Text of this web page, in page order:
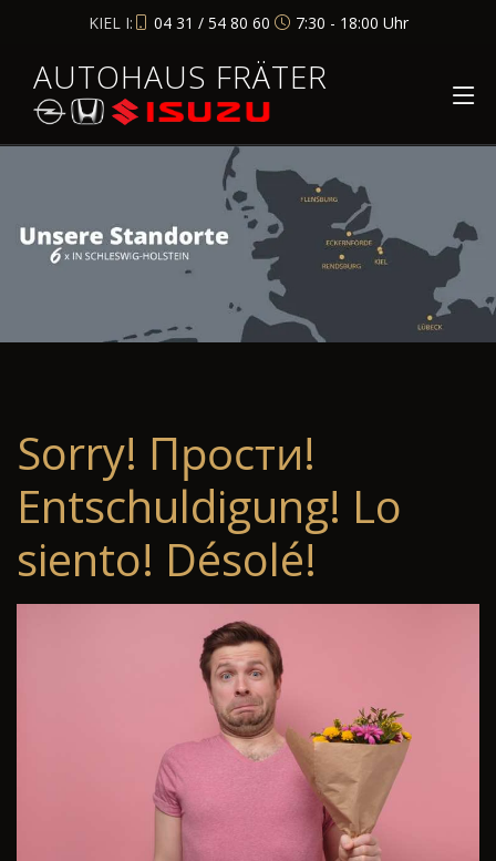
KIEL I: 04 31 / 54 80 60 7:30 - 18:00 Uhr
AUTOHAUS FRÄTER
Sorry! Прости!
Entschuldigung! Lo
siento! Désolé!